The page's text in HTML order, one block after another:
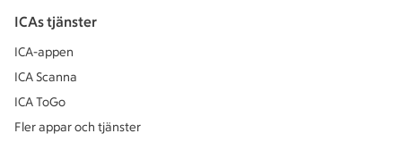
ICAs tjänster
ICA-appen
ICA Scanna
ICA ToGo
Fler appar och tjänster